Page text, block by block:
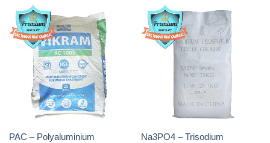
PAC – Polyaluminium
Chloride Trắng Aditya Birla
Grasim New 2022 Ấn Độ India
Phosphate 96% Tech Grade
Trung Quốc China